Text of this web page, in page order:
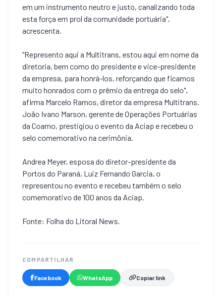
em um instrumento neutro e justo, canalizando toda
esta força em prol da comunidade portuária",
acrescenta.
"Represento aqui a Multitrans, estou aqui em nome da
diretoria, bem como do presidente e vice-presidente
da empresa, para honrá-los, reforçando que ficamos
muito honrados com o prêmio da entrega do selo",
afirma Marcelo Ramos, diretor da empresa Multitrans.
João Ivano Marson, gerente de Operações Portuárias
da Coamo, prestigiou o evento da Aciap e recebeu o
selo comemorativo na cerimônia.
Andrea Meyer, esposa do diretor-presidente da
Portos do Paraná, Luiz Fernando Garcia, o
representou no evento e recebeu também o selo
comemorativo de 100 anos da Aciap.
Fonte: Folha do Litoral News.
COMPARTILHAR
Facebook WhatsApp Copiar link